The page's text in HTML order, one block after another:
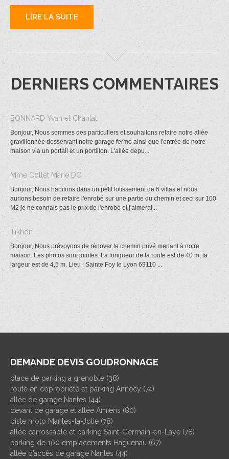
LIRE LA SUITE
DERNIERS COMMENTAIRES
BONNARD Yvan et Chantal
Bonjour, Nous sommes des particuliers et souhaitons refaire notre allée
gravillonnée desservant notre garage fermé ainsi que l'entrée de notre
maison via un portail et un portillon. L'allée depu...
Mme Collet Marie DO
Bonjour, Nous habitons dans un petit lotissement de 6 villas et nous
aurions besoin de refaire l'enrobé sur une partie du chemin et ceci sur 100
M2 je ne connais pas le prix de l'enrobé et j'aimerai...
Tikhon
Bonjour, Nous prévoyons de rénover le chemin privé menant à notre
maison. Les photos sont jointes. La longueur de la route est de 40 m, la
largeur est de 4,5 m. Lieu : Sainte Foy le Lyon 69110 ...
DEMANDE DEVIS GOUDRONNAGE
place de parking a grenoble (38)
route en copropriété et parking Annecy (74)
allée de garage Nantes (44)
devant de garage et allée Amiens (80)
piste moto Mantes-la-Jolie (78)
allée carrossable et parking Saint-Germain-en-Laye (78)
parking de 100 emplacements Haguenau (67)
allée d’accès de garage Nantes (44)